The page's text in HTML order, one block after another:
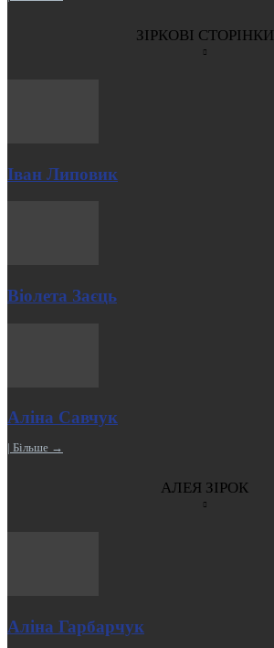
ЗІРКОВІ СТОРІНКИ
Іван Липовик
Віолета Заєць
Аліна Савчук
| Більше →
АЛЕЯ ЗІРОК
Аліна Гарбарчук